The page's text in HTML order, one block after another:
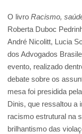
O livro Racismo,
Roberta Duboc
André Nicolitt, Lucia
dos Advogados
evento, realizado
debate sobre os
mesa foi presidida
Dinis, que ressaltou a
racismo estrutural na
brilhantismo das